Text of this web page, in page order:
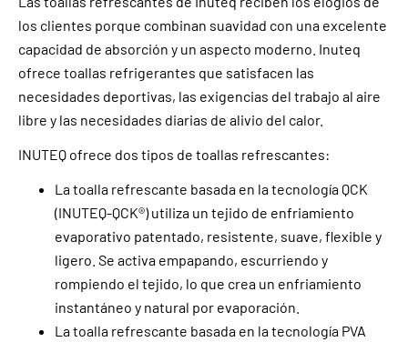
los clientes porque combinan suavidad con una excelente
capacidad de absorción y un aspecto moderno. Inuteq
ofrece toallas refrigerantes que satisfacen las
necesidades deportivas, las exigencias del trabajo al aire
libre y las necesidades diarias de alivio del calor.
INUTEQ ofrece dos tipos de toallas refrescantes:
La toalla refrescante basada en la tecnología QCK
(INUTEQ-QCK®) utiliza un tejido de enfriamiento
evaporativo patentado, resistente, suave, flexible y
ligero. Se activa empapando, escurriendo y
rompiendo el tejido, lo que crea un enfriamiento
instantáneo y natural por evaporación.
La toalla refrescante basada en la tecnología PVA